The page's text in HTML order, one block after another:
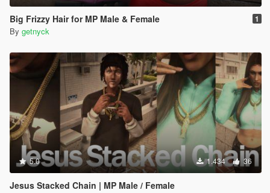
Big Frizzy Hair for MP Male & Female 1
By getnyck
5.0 1.434 36
Jesus Stacked Chain | MP Male / Female